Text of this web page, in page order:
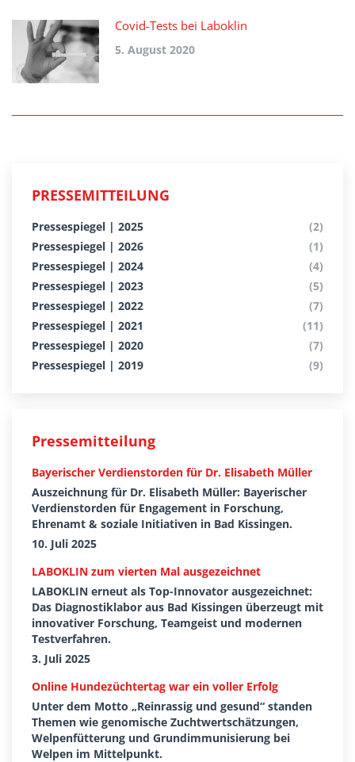
Covid-Tests bei Laboklin
5. August 2020
PRESSEMITTEILUNG
Pressespiegel | 2025
(2)
Pressespiegel | 2026
(1)
Pressespiegel | 2024
(4)
Pressespiegel | 2023
(5)
Pressespiegel | 2022
(7)
Pressespiegel | 2021
(11)
Pressespiegel | 2020
(7)
Pressespiegel | 2019
(9)
Pressemitteilung
Bayerischer Verdienstorden für Dr. Elisabeth Müller
Auszeichnung für Dr. Elisabeth Müller: Bayerischer
Verdienstorden für Engagement in Forschung,
Ehrenamt & soziale Initiativen in Bad Kissingen.
10. Juli 2025
LABOKLIN zum vierten Mal ausgezeichnet
LABOKLIN erneut als Top-Innovator ausgezeichnet:
Das Diagnostiklabor aus Bad Kissingen überzeugt mit
innovativer Forschung, Teamgeist und modernen
Testverfahren.
3. Juli 2025
Online Hundezüchtertag war ein voller Erfolg
Unter dem Motto „Reinrassig und gesund“ standen
Themen wie genomische Zuchtwertschätzungen,
Welpenfütterung und Grundimmunisierung bei
Welpen im Mittelpunkt.